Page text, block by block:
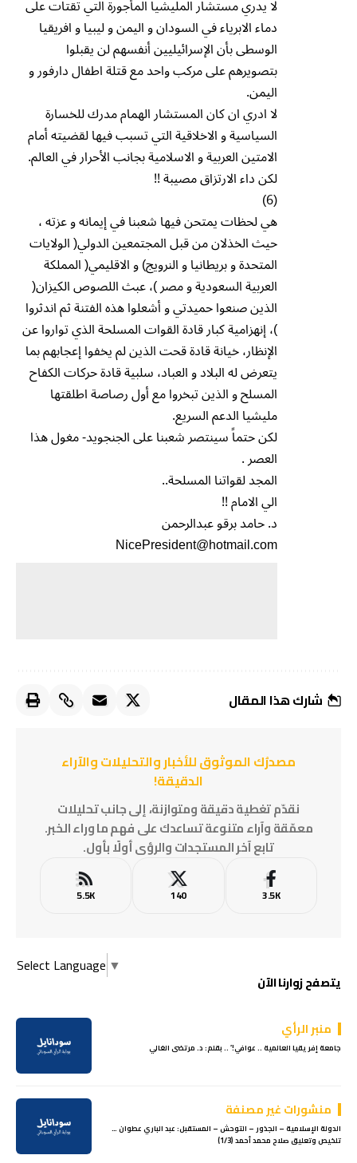
لا يدري مستشار المليشيا المأجورة التي تقتات على
دماء الابرياء في السودان و اليمن و ليبيا و افريقيا
الوسطى بأن الإسرائيليين أنفسهم لن يقبلوا
بتصويرهم على مركب واحد مع قتلة اطفال دارفور و
اليمن.
لا ادري ان كان المستشار الهمام مدرك للخسارة
السياسية و الاخلاقية التي تسبب فيها لقضيته أمام
الامتين العربية و الاسلامية بجانب الأحرار في العالم.
لكن داء الارتزاق مصيبة !!
(6)
هي لحظات يمتحن فيها شعبنا في إيمانه و عزته ،
حيث الخذلان من قبل المجتمعين الدولي( الولايات
المتحدة و بريطانيا و النرويج) و الاقليمي( المملكة
العربية السعودية و مصر )، عبث اللصوص الكيزان(
الذين صنعوا حميدتي و أشعلوا هذه الفتنة ثم اندثروا
)، إنهزامية كبار قادة القوات المسلحة الذي تواروا عن
الإنظار، خيانة قادة قحت الذين لم يخفوا إعجابهم بما
يتعرض له البلاد و العباد، سلبية قادة حركات الكفاح
المسلح و الذين تبخروا مع أول رصاصة اطلقتها
مليشيا الدعم السريع.
لكن حتماً سينتصر شعبنا على الجنجويد- مغول هذا
العصر .
المجد لقواتنا المسلحة..
الي الامام !!
د. حامد برقو عبدالرحمن
NicePresident@hotmail.com
شارك هذا المقال
مصدرُك الموثوق للأخبار والتحليلات والآراء
الدقيقة!
نقدّم تغطية دقيقة ومتوازنة، إلى جانب تحليلات
معمّقة وآراء متنوعة تساعدك على فهم ما وراء الخبر.
تابع آخر المستجدات والرؤى أولًا بأول.
3.5K
140
5.5K
Select Language ▼
يتصفح زوارنا الآن
منبر الرأي
جامعة إفريقيا العالمية .. عوافي!’ .. بقلم: د. مرتضى الغالي
منشورات غير مصنفة
الدولة الإسلامية – الجذور – التوحش – المستقبل: عبد الباري عطوان …
تلخيص وتعليق صلاح محمد أحمد (1/3)